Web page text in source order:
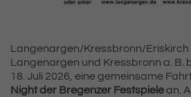
Langenargen/Kressbronn/Eriskirch
Langenargen und Kressbronn a. B.
18. Juli 2026, eine gemeinsame
Night der Bregenzer Festspielean.